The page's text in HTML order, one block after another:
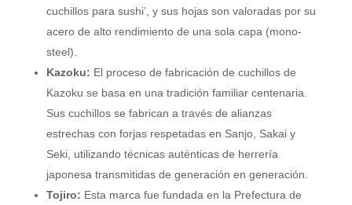
cuchillos para sushi’, y sus hojas son valoradas por su
acero de alto rendimiento de una sola capa (mono-
steel).
Kazoku: El proceso de fabricación de cuchillos de
Kazoku se basa en una tradición familiar centenaria.
Sus cuchillos se fabrican a través de alianzas
estrechas con forjas respetadas en Sanjo, Sakai y
Seki, utilizando técnicas auténticas de herrería
japonesa transmitidas de generación en generación.
Tojiro: Esta marca fue fundada en la Prefectura de